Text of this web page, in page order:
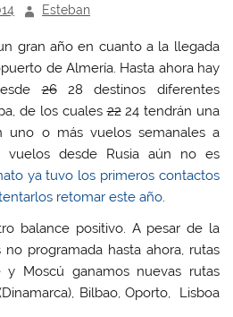
t
e
L
i
n
e
d
I
n
S
a
r
e
e
n
u
n
a
Esteban
gran año en cuanto a la llegada
de Almería. Hasta ahora hay
2628 destinos diferentes
de los cuales2224 tendrán una
uno o más vuelos semanales a
vuelos desde Rusia aún no es
ya tuvo los primeros contactos
retomar este año.
balance positivo. A pesar de la
programada hasta ahora, rutas
y Moscú ganamos nuevas rutas
Bilbao, Oporto, Lisboa